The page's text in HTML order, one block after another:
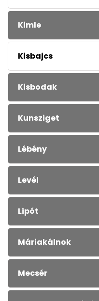
Kimle
Kisbajcs
Kisbodak
Kunsziget
Lébény
Levél
Lipót
Máriakálnok
Mecsér